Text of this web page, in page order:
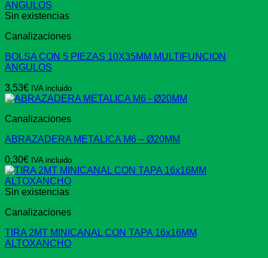
Sin existencias
Canalizaciones
BOLSA CON 5 PIEZAS 10X35MM MULTIFUNCION
ANGULOS
3,53€ IVA incluido
Canalizaciones
ABRAZADERA METALICA M6 – Ø20MM
0,30€ IVA incluido
Sin existencias
Canalizaciones
TIRA 2MT MINICANAL CON TAPA 16x16MM
ALTOXANCHO